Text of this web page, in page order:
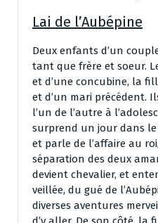
Lai de l’Aubépine
Deux enfants d’un
tant que frère et soeur.
et d’une concubine, la
et d’un mari précédent.
l’un de l’autre à
surprend un jour dans
et parle de l’affaire au
séparation des deux
devient chevalier, et
veillée, du gué de
diverses aventures